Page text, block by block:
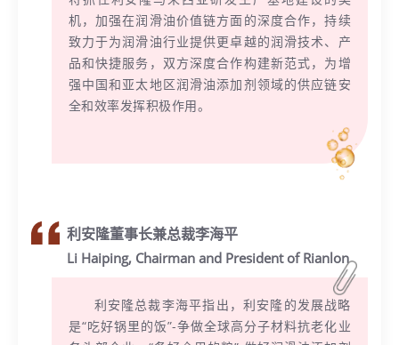
机，加强在润滑油价值链方面的深度合作，持续
致力于为润滑油行业提供更卓越的润滑技术、产
品和快捷服务，双方深度合作构建新范式，为增
强中国和亚太地区润滑油添加剂领域的供应链安
全和效率发挥积极作用。
利安隆董事长兼总裁李海平
Li Haiping, Chairman and President of Rianlon
利安隆总裁李海平指出，利安隆的发展战略
是“吃好锅里的饭”-争做全球高分子材料抗老化业